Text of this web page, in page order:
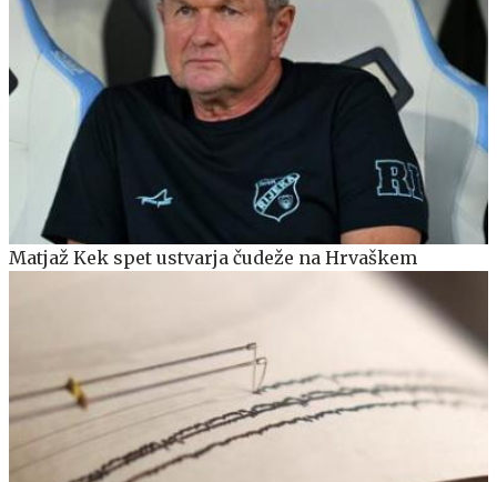
Matjaž Kek spet ustvarja čudeže na Hrvaškem